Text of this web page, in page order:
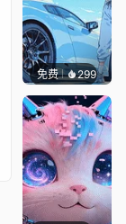
免费 299Ado